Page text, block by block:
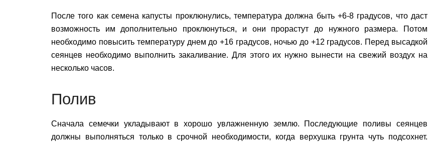
После того как семена капусты проклюнулись, температура должна быть +6-8 градусов, что даст
возможность им дополнительно проклюнуться, и они прорастут до нужного размера. Потом
необходимо повысить температуру днем до +16 градусов, ночью до +12 градусов. Перед высадкой
сеянцев необходимо выполнить закаливание. Для этого их нужно вынести на свежий воздух на
несколько часов.
Полив
Сначала семечки укладывают в хорошо увлажненную землю. Последующие поливы сеянцев
должны выполняться только в срочной необходимости, когда верхушка грунта чуть подсохнет.